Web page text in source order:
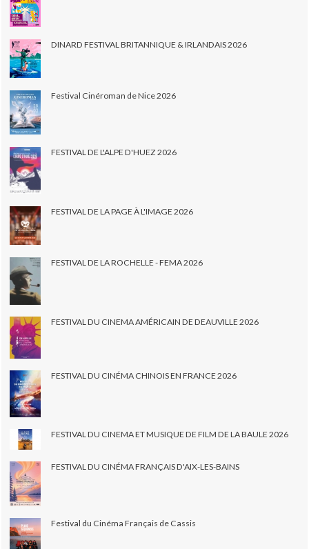
DINARD FESTIVAL BRITANNIQUE & IRLANDAIS 2026
Festival Cinéroman de Nice 2026
FESTIVAL DE L'ALPE D'HUEZ 2026
FESTIVAL DE LA PAGE À L'IMAGE 2026
FESTIVAL DE LA ROCHELLE - FEMA 2026
FESTIVAL DU CINEMA AMÉRICAIN DE DEAUVILLE 2026
FESTIVAL DU CINÉMA CHINOIS EN FRANCE 2026
FESTIVAL DU CINEMA ET MUSIQUE DE FILM DE LA BAULE 2026
FESTIVAL DU CINÉMA FRANÇAIS D'AIX-LES-BAINS
Festival du Cinéma Français de Cassis